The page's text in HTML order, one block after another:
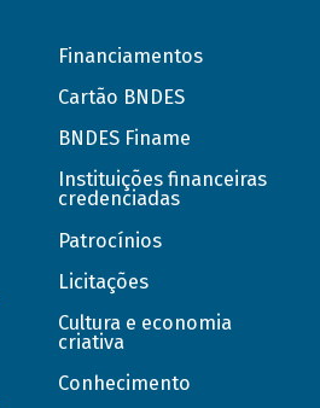
Financiamentos
Cartão BNDES
BNDES Finame
Instituições financeiras
credenciadas
Patrocínios
Licitações
Cultura e economia
criativa
Conhecimento